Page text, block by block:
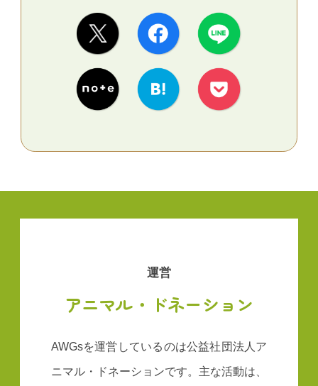
運営
アニマル・ドネーション
AWGsを運営しているのは公益社団法人ア
ニマル・ドネーションです。主な活動は、